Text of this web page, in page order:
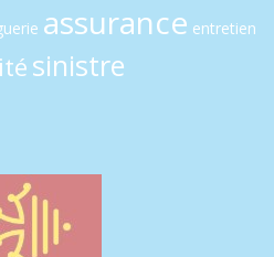
assurance entretien
sinistre